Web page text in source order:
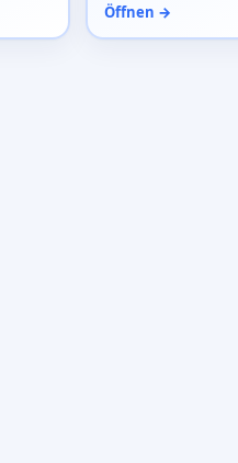
Öffnen →